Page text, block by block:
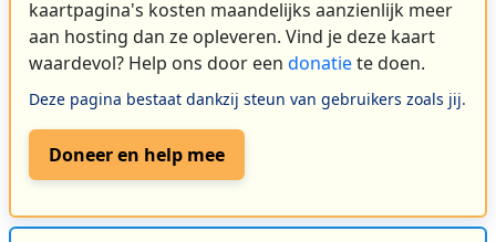
kaartpagina's kosten maandelijks aanzienlijk meer
aan hosting dan ze opleveren. Vind je deze kaart
waardevol? Help ons door een donatiete doen.
Deze pagina bestaat dankzij steun van gebruikers zoals jij.
Doneer en help mee